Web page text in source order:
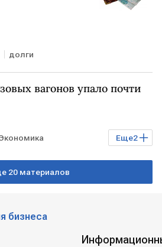
долги
вагонов упало почти
Еще2
20 материалов
бизнеса